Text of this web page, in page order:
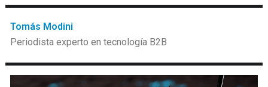
Tomás Modini
Periodista experto en tecnología B2B